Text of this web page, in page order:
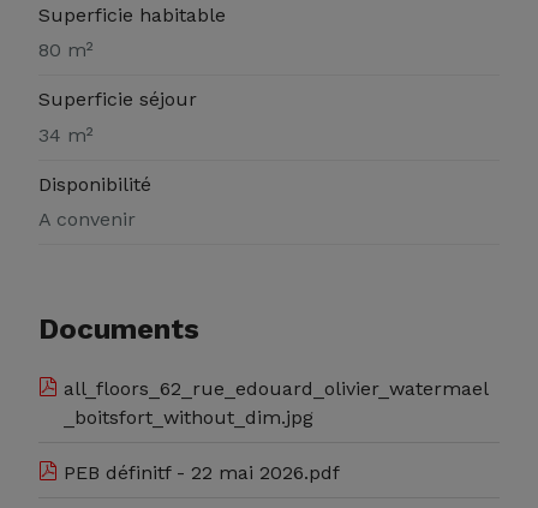
Superficie habitable
80 m²
Superficie séjour
34 m²
Disponibilité
A convenir
Documents
all_floors_62_rue_edouard_olivier_watermael
_boitsfort_without_dim.jpg
PEB définitf - 22 mai 2026.pdf